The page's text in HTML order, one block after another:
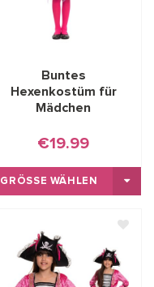
Buntes
Hexenkostüm für
Mädchen
€19.99
GRÖSSE WÄHLEN